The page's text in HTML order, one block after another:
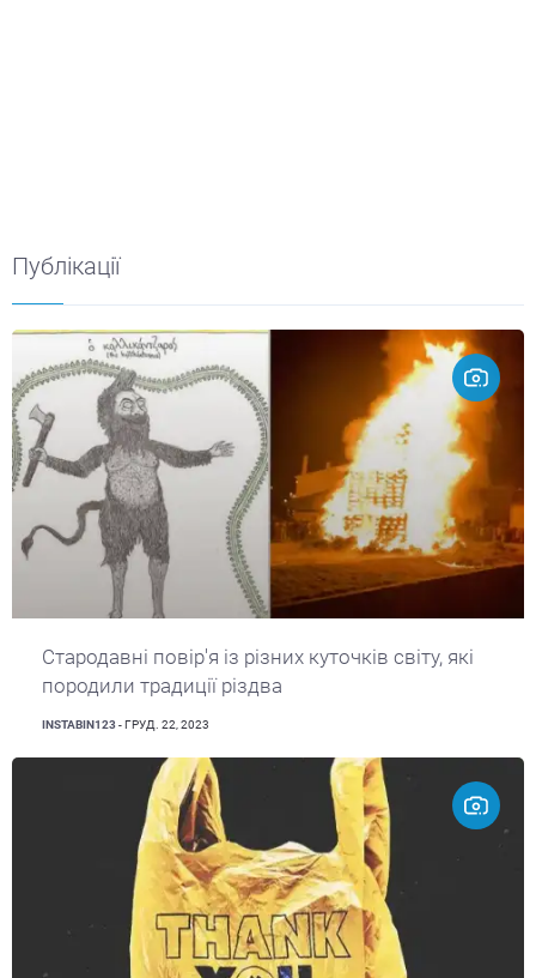
Публікації
Стародавні повір'я із різних куточків світу, які
породили традиції різдва
INSTABIN123 - ГРУД. 22, 2023